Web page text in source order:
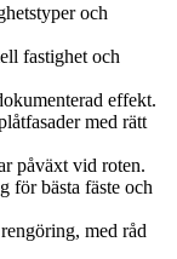
och
fastighet och
effekt.
med rätt
påväxt vid roten.
för bästa fäste och
med råd